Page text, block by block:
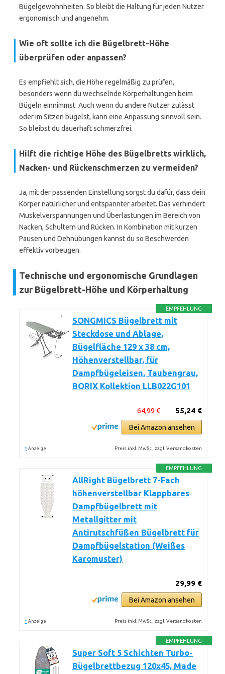
Bügelgewohnheiten. So bleibt die Haltung für jeden Nutzer
ergonomisch und angenehm.
Wie oft sollte ich die Bügelbrett-Höhe
überprüfen oder anpassen?
Es empfiehlt sich, die Höhe regelmäßig zu prüfen,
besonders wenn du wechselnde Körperhaltungen beim
Bügeln einnimmst. Auch wenn du andere Nutzer zulässt
oder im Sitzen bügelst, kann eine Anpassung sinnvoll sein.
So bleibst du dauerhaft schmerzfrei.
Hilft die richtige Höhe des Bügelbretts wirklich,
Nacken- und Rückenschmerzen zu vermeiden?
Ja, mit der passenden Einstellung sorgst du dafür, dass dein
Körper natürlicher und entspannter arbeitet. Das verhindert
Muskelverspannungen und Überlastungen im Bereich von
Nacken, Schultern und Rücken. In Kombination mit kurzen
Pausen und Dehnübungen kannst du so Beschwerden
effektiv vorbeugen.
Technische und ergonomische Grundlagen
zur Bügelbrett-Höhe und Körperhaltung
EMPFEHLUNG
SONGMICS Bügelbrett mit
Steckdose und Ablage,
Bügelfläche 129 x 38 cm,
Höhenverstellbar, für
Dampfbügeleisen, Taubengrau,
BORIX Kollektion LLB022G101
55,24 €
64,99 €
Bei Amazon ansehen
* Anzeige Preis inkl. MwSt., zzgl. Versandkosten
EMPFEHLUNG
AllRight Bügelbrett 7-Fach
höhenverstellbar Klappbares
Dampfbügelbrett mit
Metallgitter mit
Antirutschfüßen Bügelbrett für
Dampfbügelstation (Weißes
Karomuster)
29,99 €
Bei Amazon ansehen
* Anzeige Preis inkl. MwSt., zzgl. Versandkosten
EMPFEHLUNG
Super Soft 5 Schichten Turbo-
Bügelbrettbezug 120x45, Made